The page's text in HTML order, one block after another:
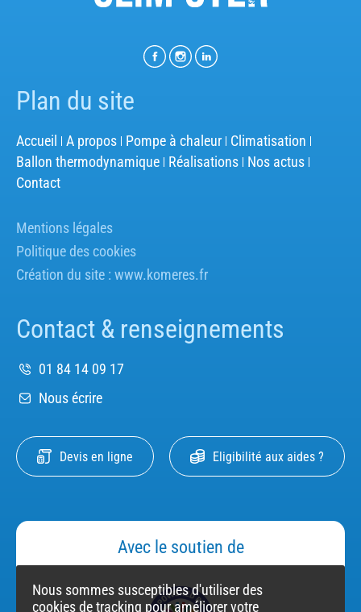
Nous sommes susceptibles d'utiliser des
cookies de tracking pour améliorer votre
Plan du site
Accueil A propos Pompe à chaleur Climatisation
Ballon thermodynamique Réalisations Nos actus
Contact
Mentions légales
Politique des cookies
Création du site : www.komeres.fr
Contact & renseignements
01 84 14 09 17
Nous écrire
Devis en ligne Eligibilité aux aides ?
Avec le soutien de